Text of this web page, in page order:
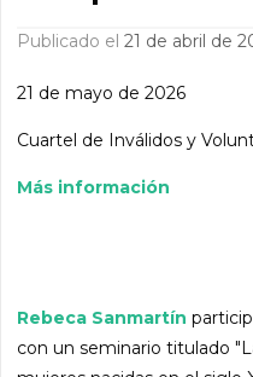
Publicado el21 de abril de
21 de mayo de 2026
Cuartel de Inválidos y
Más información
Rebeca Sanmartín
con un seminario titulado